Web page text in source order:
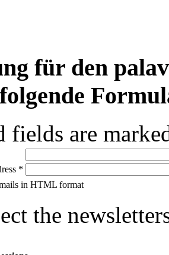
für den
fields are
*
in HTML format
the